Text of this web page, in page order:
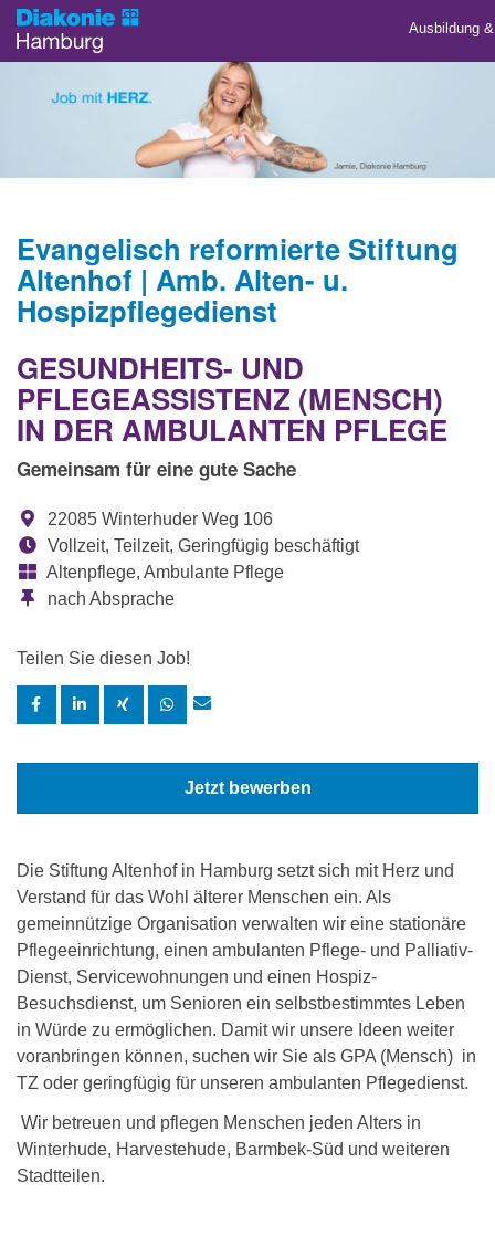
Ausbildung
Evangelisch reformierte Stiftung
Altenhof | Amb. Alten- u.
Hospizpflegedienst
GESUNDHEITS- UND
PFLEGEASSISTENZ (MENSCH)
IN DER AMBULANTEN PFLEGE
Gemeinsam für eine gute Sache
22085 Winterhuder Weg 106
Vollzeit, Teilzeit, Geringfügig beschäftigt
Altenpflege, Ambulante Pflege
nach Absprache
Teilen Sie diesen Job!
Jetzt bewerben
Die Stiftung Altenhof in Hamburg setzt sich mit Herz und
Verstand für das Wohl älterer Menschen ein. Als
gemeinnützige Organisation verwalten wir eine stationäre
Pflegeeinrichtung, einen ambulanten Pflege- und Palliativ-
Dienst, Servicewohnungen und einen Hospiz-
Besuchsdienst, um Senioren ein selbstbestimmtes Leben
in Würde zu ermöglichen. Damit wir unsere Ideen weiter
voranbringen können, suchen wir Sie als GPA (Mensch) in
TZ oder geringfügig für unseren ambulanten Pflegedienst.
Wir betreuen und pflegen Menschen jeden Alters in
Winterhude, Harvestehude, Barmbek-Süd und weiteren
Stadtteilen.